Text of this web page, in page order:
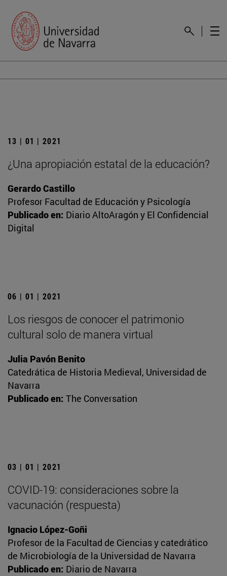
13 | 01 | 2021
¿Una apropiación estatal de la educación?
Gerardo Castillo
Profesor Facultad de Educación y Psicología
Publicado en: Diario AltoAragón y El Confidencial
Digital
06 | 01 | 2021
Los riesgos de conocer el patrimonio
cultural solo de manera virtual
Julia Pavón Benito
Catedrática de Historia Medieval, Universidad de
Navarra
Publicado en: The Conversation
03 | 01 | 2021
COVID-19: consideraciones sobre la
vacunación (respuesta)
Ignacio López-Goñi
Profesor de la Facultad de Ciencias y catedrático
de Microbiología de la Universidad de Navarra
Publicado en: Diario de Navarra